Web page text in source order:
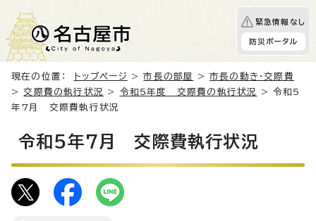
緊急情報なし
防災ポータル
現在の位置： トップページ >市長の部屋 >市長の動き・交際費
>交際費の執行状況 > 令和5年度 交際費の執行状況
> 令和5
年7月 交際費執行状況
令和5年7月 交際費執行状況